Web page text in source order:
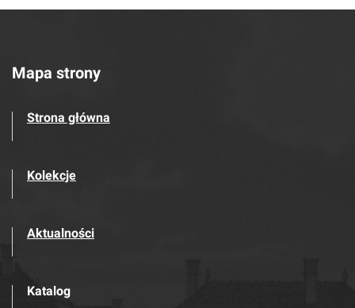
Mapa strony
Strona główna
Kolekcje
Aktualności
Katalog